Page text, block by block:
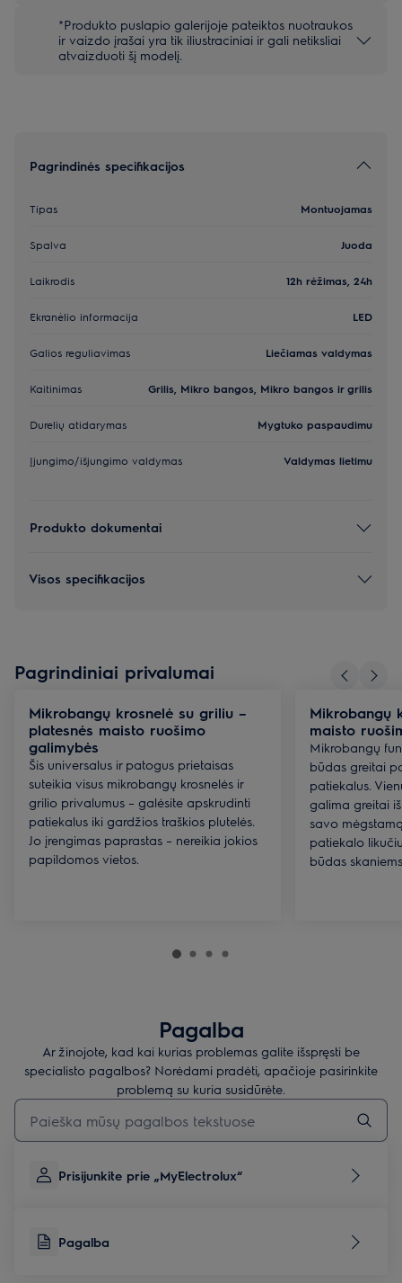
*Produkto puslapio galerijoje pateiktos nuotraukos
ir vaizdo įrašai yra tik iliustraciniai ir gali netiksliai
atvaizduoti šį modelį.
Pagrindinės specifikacijos
Tipas Montuojamas
Spalva Juoda
Laikrodis 12h rėžimas, 24h
Ekranėlio informacija LED
Galios reguliavimas Liečiamas valdymas
Kaitinimas Grilis, Mikro bangos, Mikro bangos ir grilis
Durelių atidarymas Mygtuko paspaudimu
Įjungimo/išjungimo valdymas Valdymas lietimu
Produkto dokumentai
Visos specifikacijos
Pagrindiniai privalumai
Mikrobangų krosnelė su griliu –
platesnės maisto ruošimo
galimybės
Šis universalus ir patogus prietaisas
suteikia visus mikrobangų krosnelės ir
grilio privalumus – galėsite apskrudinti
patiekalus iki gardžios traškios plutelės.
Jo įrengimas paprastas – nereikia jokios
papildomos vietos.
Mikrobangų
maisto
Mikrobangų
būdas greitai
patiekalus.
galima greitai
savo
patiekalo
būdas
Pagalba
Ar žinojote, kad kai kurias problemas galite išspręsti be
specialisto pagalbos? Norėdami pradėti, apačioje pasirinkite
problemą su kuria susidūrėte.
Įveskite tekstą, jei norite ieškoti pagalbinių straipsnių
Prisijunkite prie „MyElectrolux“
Pagalba